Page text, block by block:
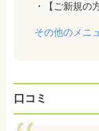
・【ご新規
その他のメニ
口コミ